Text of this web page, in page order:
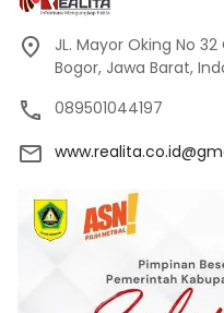
JL. Mayor Oking No
Bogor, Jawa Barat,
089501044197